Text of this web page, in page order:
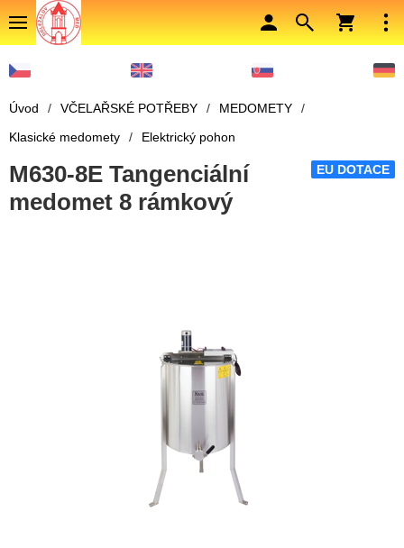
Úvod / VČELAŘSKÉ POTŘEBY / MEDOMETY
/
Klasické medomety
/ Elektrický pohon
EU DOTACE
M630-8E Tangenciální
medomet 8 rámkový